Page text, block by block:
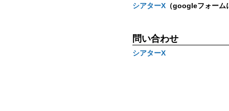
シアターΧ （googleフォーム
問い合わせ
シアターΧ